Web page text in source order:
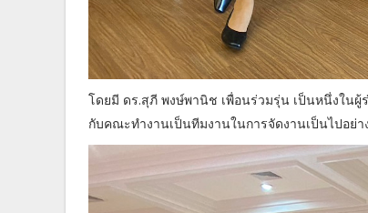
โดยมี ดร.สุภี พงษ์พานิช เพื่อนร่วมรุ่น เป็นหนึ่งใ
กับคณะทำงานเป็นทีมงานในการจัดงานเป็นไปอย่